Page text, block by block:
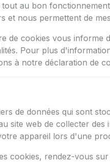
au bon
et nous permettent de
de cookies vous informe
Pour plus
à notre déclaration de
de données qui sont
site web de collecter
appareil lors d'une
cookies, rendez-vous sur